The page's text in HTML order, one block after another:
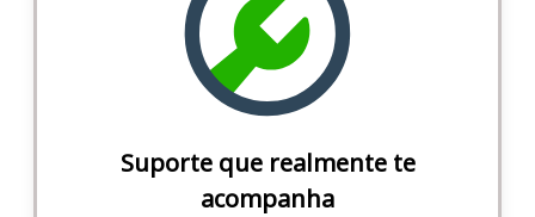
Suporte que realmente te
acompanha